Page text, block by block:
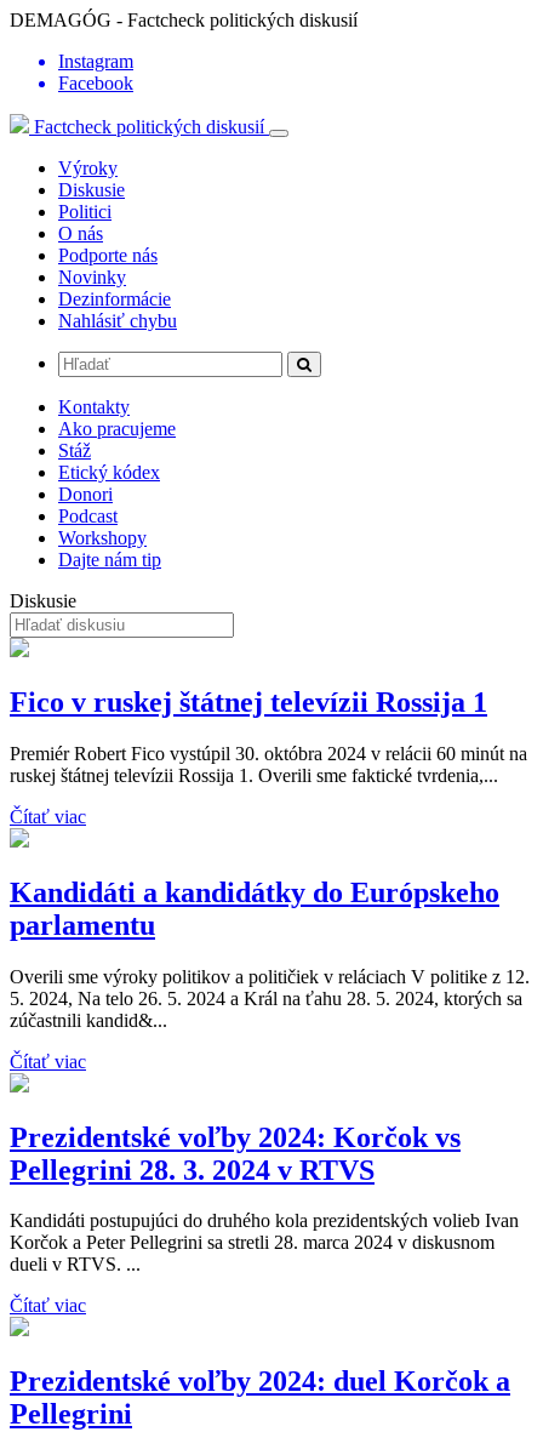
DEMAGÓG - Factcheck politických diskusií
Instagram
Facebook
Factcheck politických diskusií
Výroky
Diskusie
Politici
O nás
Podporte nás
Novinky
Dezinformácie
Nahlásiť chybu
Kontakty
Ako pracujeme
Stáž
Etický kódex
Donori
Podcast
Workshopy
Dajte nám tip
Diskusie
Fico v ruskej štátnej televízii Rossija 1
Premiér Robert Fico vystúpil 30. októbra 2024 v relácii 60 minút na
ruskej štátnej televízii Rossija 1. Overili sme faktické tvrdenia,...
Čítať viac
Kandidáti a kandidátky do Európskeho
parlamentu
Overili sme výroky politikov a političiek v reláciach V politike z 12.
5. 2024, Na telo 26. 5. 2024 a Král na ťahu 28. 5. 2024, ktorých sa
zúčastnili kandid&...
Čítať viac
Prezidentské voľby 2024: Korčok vs
Pellegrini 28. 3. 2024 v RTVS
Kandidáti postupujúci do druhého kola prezidentských volieb Ivan
Korčok a Peter Pellegrini sa stretli 28. marca 2024 v diskusnom
dueli v RTVS. ...
Čítať viac
Prezidentské voľby 2024: duel Korčok a
Pellegrini